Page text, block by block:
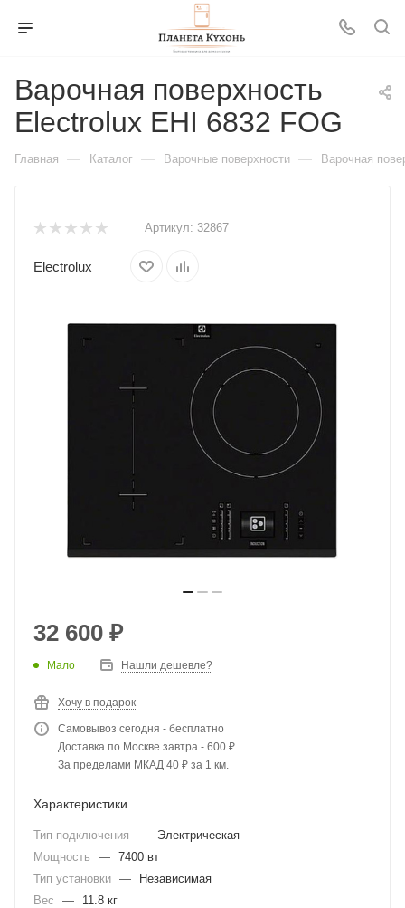
Варочная поверхность
Electrolux EHI 6832 FOG
Главная — Каталог — Варочные поверхности — Варочная
Артикул: 32867
Electrolux
32 600 ₽
Мало Нашли дешевле?
Хочу в подарок
Самовывоз сегодня - бесплатно
Доставка по Москве завтра - 600 ₽
За пределами МКАД 40 ₽ за 1 км.
Характеристики
Тип подключения —
Электрическая
Мощность
— 7400 вт
Тип установки —
Независимая
Вес
—
11.8 кг